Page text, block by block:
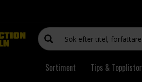
Sortiment Tips & Topplistor